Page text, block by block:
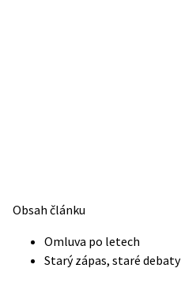
Obsah článku
Omluva po letech
Starý zápas, staré debaty